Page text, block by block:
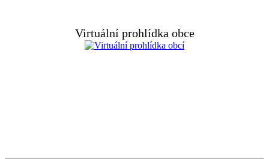
Virtuální prohlídka obce